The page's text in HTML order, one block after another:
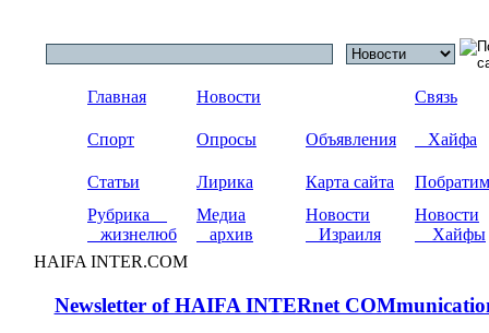
Главная Новости Связь
Спорт Опросы Объявления Хайфа
Статьи Лирика Карта сайта
Рубрика
жизнелюб
Медиа
архив
Новости
Израиля
Новости
Хайфы
HAIFA INTER.COM
Newsletter of HAIFA INTERnet